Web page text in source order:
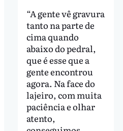
“A gente vê gravura
tanto na parte de
cima quando
abaixo do pedral,
que é esse que a
gente encontrou
agora. Na face do
lajeiro, com muita
paciência e olhar
atento,